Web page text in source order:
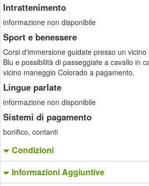
Intrattenimento
informazione non disponibile
Sport e benessere
Corsi d'immersione guidate presso un
Blu e possibilità di passeggiate a cavallo in
vicino maneggio Colorado a pagamento.
Lingue parlate
informazione non disponibile
Sistemi di pagamento
bonifico, contanti
Condizioni
Informazioni Aggiuntive